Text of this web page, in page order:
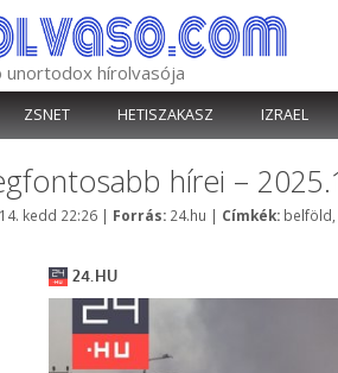
unortodox hírolvasója
ZSNET HETISZAKASZ IZRAEL
hírei –
kedd 22:26 | Forrás: Kategória
24.hu | Címkék: Címkék
belföld